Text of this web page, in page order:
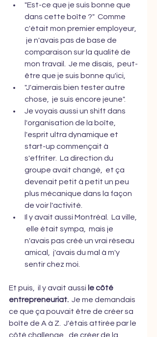
"Est-ce que je suis bonne que
dans cette boîte ?"  Comme
c'était mon premier employeur,
je n'avais pas de base de
comparaison sur la qualité de
mon travail.  Je me disais,  peut-
être que je suis bonne qu'ici,
"J'aimerais bien tester autre
chose,  je suis encore jeune".
Je voyais aussi un shift dans
l'organisation de la boîte,
l'esprit ultra dynamique et
start-up commençait à
s'effriter.  La direction du
groupe avait changé,  et ça
devenait petit à petit un peu
plus mécanique dans la façon
de voir l'activité.
Il y avait aussi Montréal.  La ville,
elle était sympa,  mais je
n'avais pas créé un vrai réseau
amical,  j'avais du mal à m'y
sentir chez moi.
Et puis,  il y avait aussi le côté
entrepreneuriat.
  Je me demandais
ce que ça pouvait être de créer sa
boîte de A à Z.  J'étais attirée par le
côté challenge,  de créer de la